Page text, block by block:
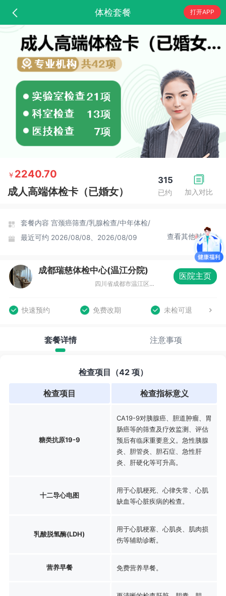
体检套餐 打开APP
加入对比
315
已约
￥ 2240.70
成人高端体检卡（已婚女）
套餐内容 宫颈癌筛查/乳腺检查/中年体检/
最近可约 2026/08/08、2026/08/09 查看其他时间
成都瑞慈体检中心(温江分院)
四川省成都市温江区光华大道三段1588号8层
医院主页
快速预约 免费改期 未检可退
套餐详情 注意事项
检查项目（42 项）
检查项目 检查指标意义
糖类抗原19-9
CA19-9对胰腺癌、胆道肿瘤、胃
肠癌等的筛查及疗效监测、评估
预后有临床重要意义。急性胰腺
炎、胆管炎、胆石症、急性肝
炎、肝硬化等可升高。
十二导心电图
用于心肌梗死、心律失常、心肌
缺血等心脏疾病的检查。
乳酸脱氢酶(LDH)
用于心肌梗塞、心肌炎、肌肉损
伤等辅助诊断。
营养早餐 免费营养早餐。